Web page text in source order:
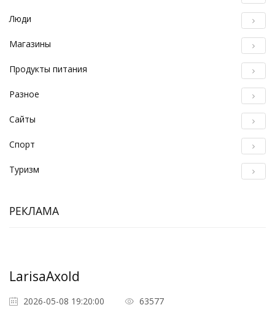
Люди
Магазины
Продукты питания
Разное
Сайты
Спорт
Туризм
РЕКЛАМА
LarisaAxold
2026-05-08 19:20:00
63577